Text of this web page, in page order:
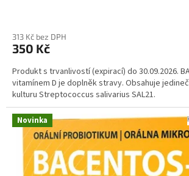
313 Kč bez DPH
350 Kč
Produkt s trvanlivostí (expirací) do 30.09.2026.
vitamínem D je doplněk stravy. Obsahuje
kulturu Streptococcus salivarius SAL21.
Novinka